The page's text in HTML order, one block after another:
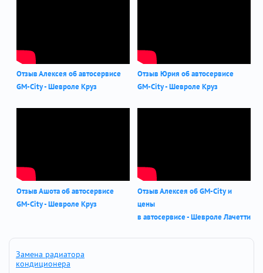
Отзыв Алексея об автосервисе
GM-City - Шевроле Круз
Отзыв Юрия об автосервисе
GM-City - Шевроле Круз
Отзыв Ашота об автосервисе
GM-City - Шевроле Круз
Отзыв Алексея об GM-City и
цены
в автосервисе - Шевроле Лачетти
Замена радиатора
кондиционера